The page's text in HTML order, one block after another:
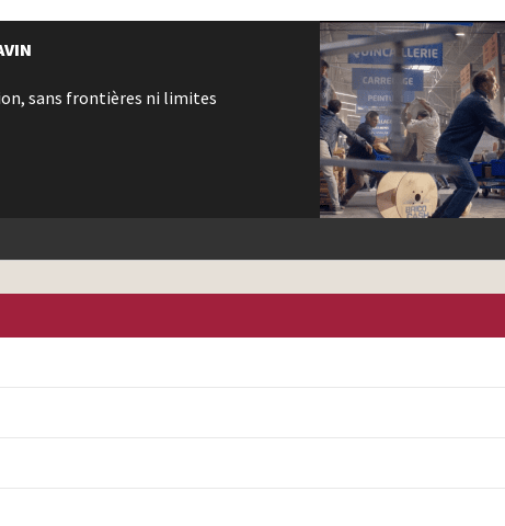
sans frontières ni limites